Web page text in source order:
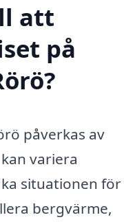
att
på
påverkas av
variera
situationen för
bergvärme,